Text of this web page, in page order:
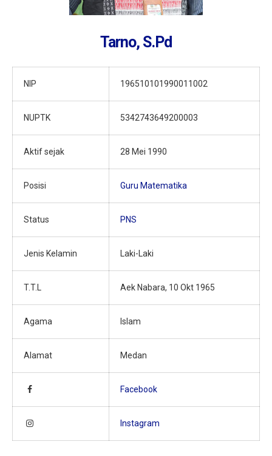
Tarno, S.Pd
NIP 196510101990011002
NUPTK 5342743649200003
Aktif sejak 28 Mei 1990
Posisi Guru Matematika
Status PNS
Jenis Kelamin Laki-Laki
T.T.L Aek Nabara, 10 Okt 1965
Agama Islam
Alamat Medan
Facebook
Instagram